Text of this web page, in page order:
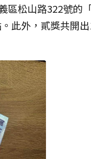
區松山路322號的
此外，貳獎共開出